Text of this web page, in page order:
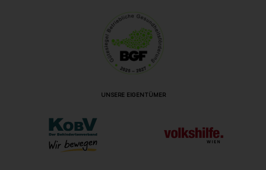
UNSERE EIGENTÜMER